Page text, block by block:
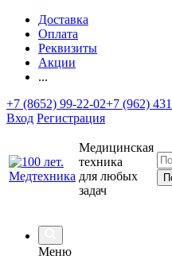
Доставка
Оплата
Реквизиты
Акции
...
+7 (8652) 99-22-02+7 (962)
Вход Регистрация
Медицинская
техника
для любых
задач
Меню